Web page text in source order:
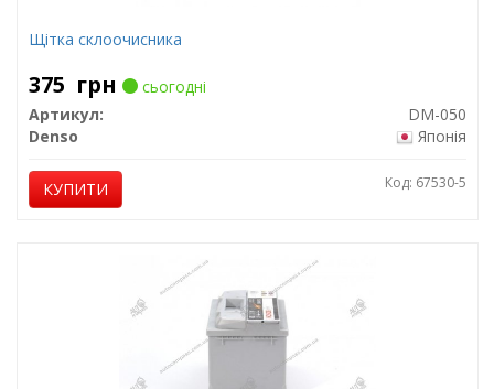
Щітка склоочисника
375 грн
сьогодні
Артикул:
DM-050
Denso
Японія
КУПИТИ Код: 67530-5